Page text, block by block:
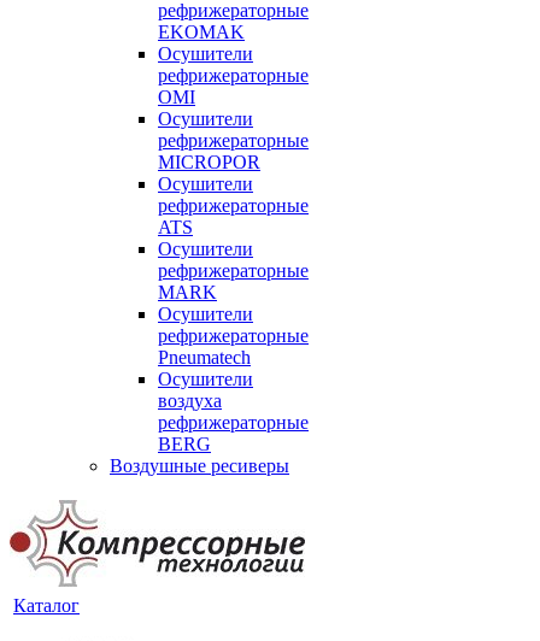
рефрижераторные
EKOMAK
Осушители
рефрижераторные
OMI
Осушители
рефрижераторные
MICROPOR
Осушители
рефрижераторные
ATS
Осушители
рефрижераторные
MARK
Осушители
рефрижераторные
Pneumatech
Осушители
воздуха
рефрижераторные
BERG
Воздушные ресиверы
Каталог